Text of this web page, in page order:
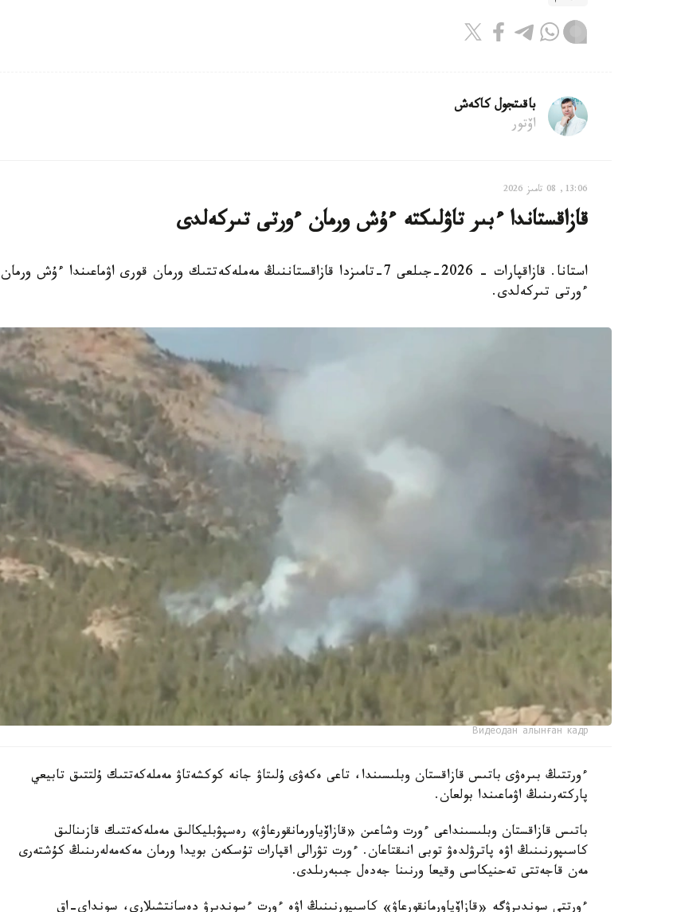
باقىتجول كاكەش
اۆتور
13:06, 08 تامىز 2026
قازاقستاندا ءبىر تاۋلىكتە ءۇش ورمان ءورتى تىركەلدى
استانا. قازاقپارات - 2026-جىلعى 7-تامىزدا قازاقستاننىڭ مەملەكەتتىك ورمان قورى اۋماعىندا ءۇش ورمان
ءورتى تىركەلدى.
Видеодан алынған кадр
ءورتتىڭ بىرەۋى باتىس قازاقستان وبلىسىندا، تاعى ەكەۋى ۇلىتاۋ جانە كوكشەتاۋ مەملەكەتتىك ۇلتتىق تابيعي
پاركتەرىنىڭ اۋماعىندا بولعان.
باتىس قازاقستان وبلىسىنداعى ءورت وشاعىن «قازاۆياورمانقورعاۋ» رەسپۋبليكالىق مەملەكەتتىك قازىنالىق
كاسىپورنىنىڭ اۋە پاترۋلدەۋ توبى انىقتاعان. ءورت تۋرالى اقپارات تۇسكەن بويدا ورمان مەكەمەلەرىنىڭ كۇشتەرى
مەن قاجەتتى تەحنيكاسى وقيعا ورنىنا جەدەل جىبەرىلدى.